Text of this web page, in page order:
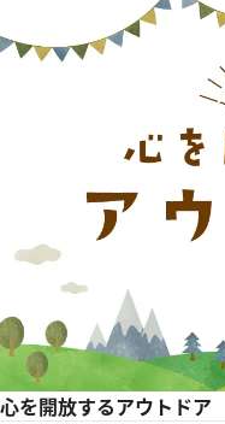
心を開放するアウトドア